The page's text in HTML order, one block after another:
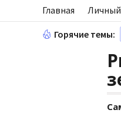
Главная
Горячие темы: